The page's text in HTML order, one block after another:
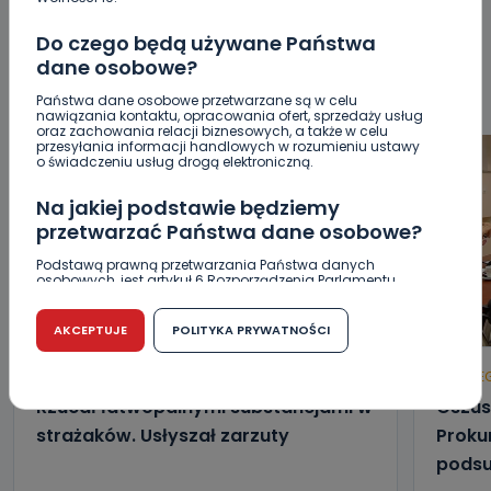
Do czego będą używane Państwa
dane osobowe?
Państwa dane osobowe przetwarzane są w celu
nawiązania kontaktu, opracowania ofert, sprzedaży usług
oraz zachowania relacji biznesowych, a także w celu
przesyłania informacji handlowych w rozumieniu ustawy
o świadczeniu usług drogą elektroniczną.
Na jakiej podstawie będziemy
przetwarzać Państwa dane osobowe?
Podstawą prawną przetwarzania Państwa danych
osobowych, jest artykuł 6 Rozporządzenia Parlamentu
r. w sprawie ochrony osób fizycznych w związku z
przetwarzaniem danych osobowych w sprawie
swobodnego przepływu takich danych oraz uchylenia
dyrektywy 95/46/WE (RODO).
Czy jest możliwość cofnięcia zgody?
Podanie danych osobowych jest dobrowolne, nie jest
wymogiem ustawowym lub umownym oraz nie stanowi
AKCEPTUJE POLITYKA PRYWATNOŚCI
ŚRODOWISKO
WASZE INFO
WSZYSTKICH ŚWIĘTYCH
WYWIADY
ZDROWIE
Rzucał łatwopalnymi substancjami w
strażaków. Usłyszał zarzuty